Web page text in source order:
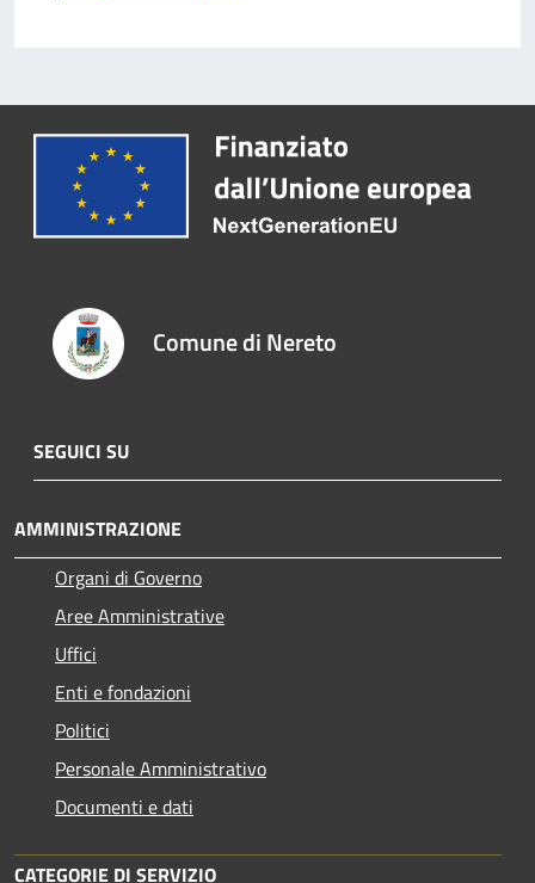
Comune di Nereto
SEGUICI SU
AMMINISTRAZIONE
Organi di Governo
Aree Amministrative
Uffici
Enti e fondazioni
Politici
Personale Amministrativo
Documenti e dati
CATEGORIE DI SERVIZIO